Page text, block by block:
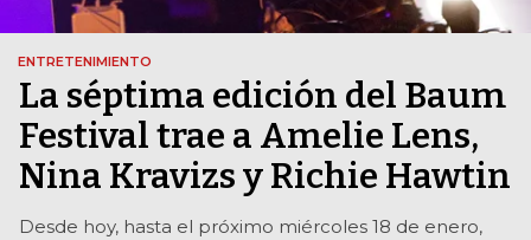
ENTRETENIMIENTO
La séptima edición del Baum
Festival trae a Amelie Lens,
Nina Kravizs y Richie Hawtin
Desde hoy, hasta el próximo miércoles 18 de enero,